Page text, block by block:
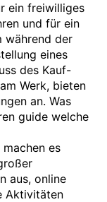
ein freiwilliges
und für ein
während der
eines
des Kauf-
Werk, bieten
an. Was
guide welche
es
aus, online
Aktivitäten